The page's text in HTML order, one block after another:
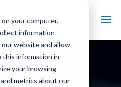
your computer.
information
website and allow
this information in
your browsing
metrics about our
®